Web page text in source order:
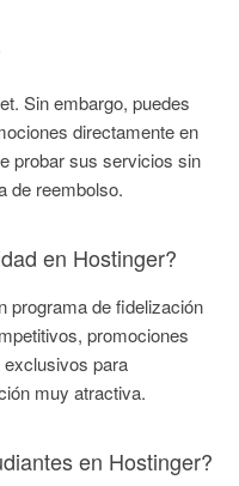
Sin embargo, puedes
directamente en
probar sus servicios sin
de reembolso.
en Hostinger?
programa de fidelización
promociones
para
muy atractiva.
en Hostinger?